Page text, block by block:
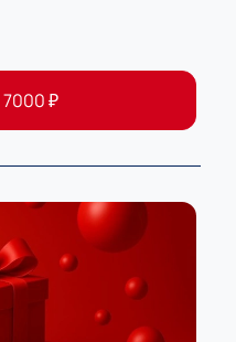
7000₽